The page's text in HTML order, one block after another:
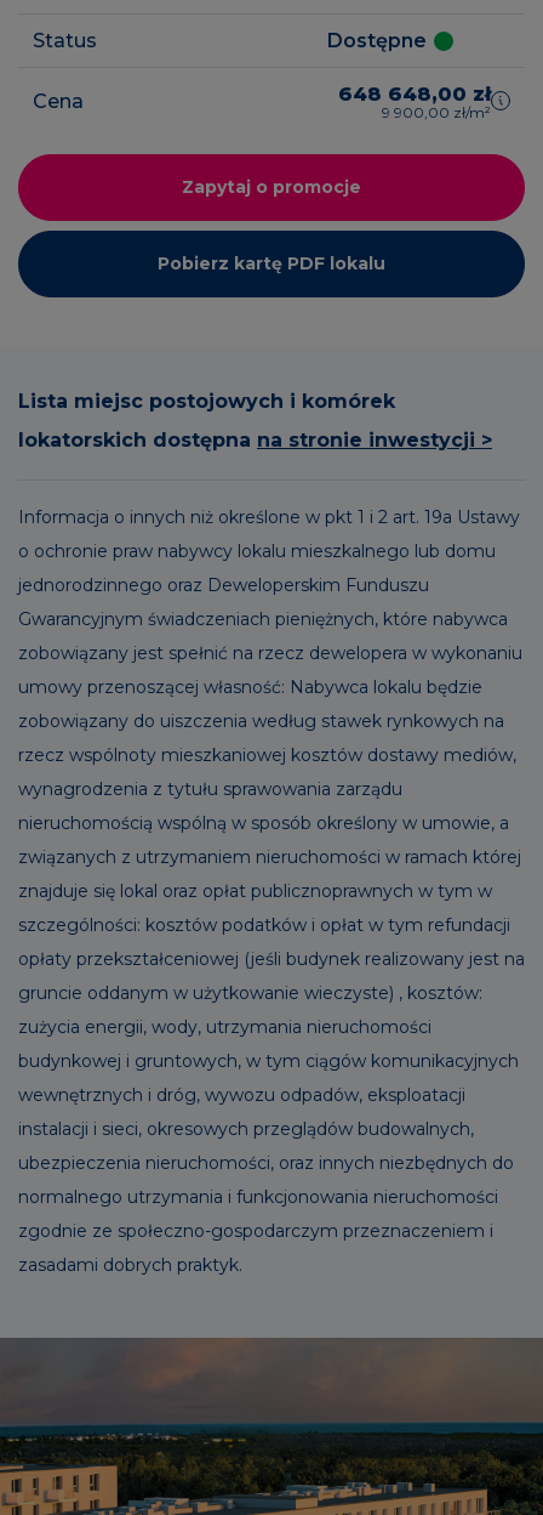
Status Dostępne
Cena 648 648,00 zł
9 900,00 zł/m²
Zapytaj o promocje
Pobierz kartę PDF lokalu
Lista miejsc postojowych i komórek
lokatorskich dostępna na stronie inwestycji >
Informacja o innych niż określone w pkt 1 i 2 art. 19a Ustawy
o ochronie praw nabywcy lokalu mieszkalnego lub domu
jednorodzinnego oraz Deweloperskim Funduszu
Gwarancyjnym świadczeniach pieniężnych, które nabywca
zobowiązany jest spełnić na rzecz dewelopera w wykonaniu
umowy przenoszącej własność: Nabywca lokalu będzie
zobowiązany do uiszczenia według stawek rynkowych na
rzecz wspólnoty mieszkaniowej kosztów dostawy mediów,
wynagrodzenia z tytułu sprawowania zarządu
nieruchomością wspólną w sposób określony w umowie, a
związanych z utrzymaniem nieruchomości w ramach której
znajduje się lokal oraz opłat publicznoprawnych w tym w
szczególności: kosztów podatków i opłat w tym refundacji
opłaty przekształceniowej (jeśli budynek realizowany jest na
gruncie oddanym w użytkowanie wieczyste) , kosztów:
zużycia energii, wody, utrzymania nieruchomości
budynkowej i gruntowych, w tym ciągów komunikacyjnych
wewnętrznych i dróg, wywozu odpadów, eksploatacji
instalacji i sieci, okresowych przeglądów budowalnych,
ubezpieczenia nieruchomości, oraz innych niezbędnych do
normalnego utrzymania i funkcjonowania nieruchomości
zgodnie ze społeczno-gospodarczym przeznaczeniem i
zasadami dobrych praktyk.